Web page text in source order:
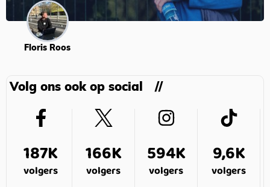
Floris Roos
Volg ons ook op social
187K
volgers
166K
volgers
594K
volgers
9,6K
volgers